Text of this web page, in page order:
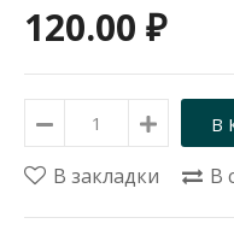
120.00 ₽
В закладки В